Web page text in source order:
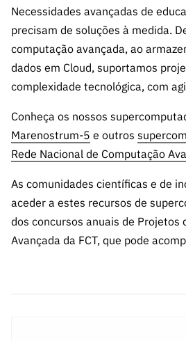
Necessidades avançadas de
precisam de soluções à medida.
computação avançada, ao
dados em Cloud, suportamos
complexidade tecnológica, com
Conheça os nossos
Marenostrum-5 e outros
Rede Nacional de Computação
As comunidades científicas e de
aceder a estes recursos de
dos concursos anuais de Projetos
Avançada da FCT, que pode